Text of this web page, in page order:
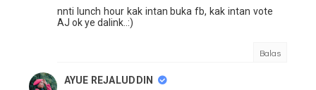
nnti lunch hour kak intan buka fb, kak intan vote
AJ ok ye dalink..:)
Balas
AYUE REJALUDDIN